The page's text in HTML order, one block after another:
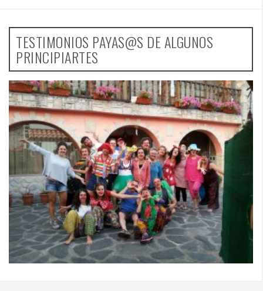
TESTIMONIOS PAYAS@S DE ALGUNOS
PRINCIPIARTES